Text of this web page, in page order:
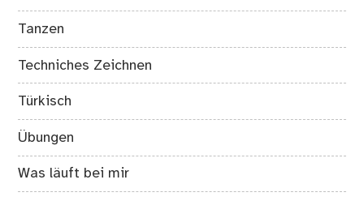
Tanzen
Techniches Zeichnen
Türkisch
Übungen
Was läuft bei mir